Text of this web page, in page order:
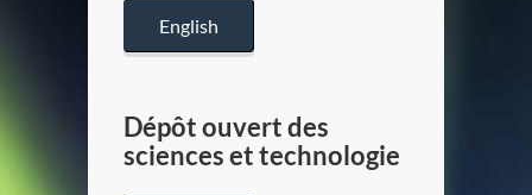
English
Dépôt ouvert des
sciences et technologie